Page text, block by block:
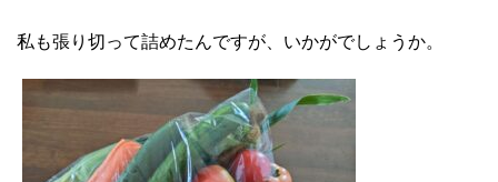
私も張り切って詰めたんですが、いかがでしょうか。